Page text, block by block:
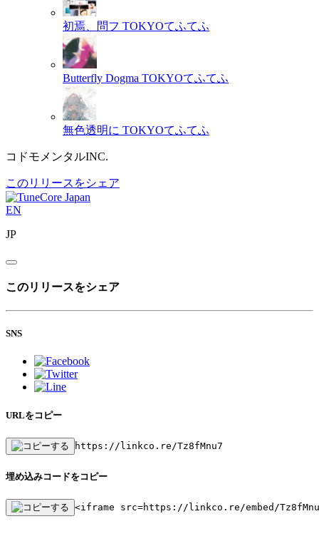
初焉、問フ TOKYOてふてふ
Butterfly Dogma TOKYOてふてふ
無色透明に TOKYOてふてふ
コドモメンタルINC.
このリリースをシェア
EN
JP
このリリースをシェア
SNS
URLをコピー
https://linkco.re/Tz8fMnu7
埋め込みコードをコピー
<iframe src=https://linkco.re/embed/